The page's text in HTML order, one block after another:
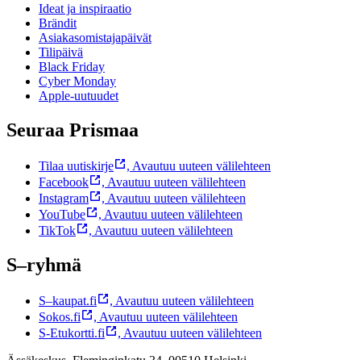
Ideat ja inspiraatio
Brändit
Asiakasomistajapäivät
Tilipäivä
Black Friday
Cyber Monday
Apple-uutuudet
Seuraa Prismaa
Tilaa uutiskirje , Avautuu uuteen välilehteen
Facebook
, Avautuu uuteen välilehteen
Instagram
, Avautuu uuteen välilehteen
YouTube
, Avautuu uuteen välilehteen
TikTok
, Avautuu uuteen välilehteen
S–ryhmä
S–kaupat.fi , Avautuu uuteen välilehteen
Sokos.fi
, Avautuu uuteen välilehteen
S-Etukortti.fi
, Avautuu uuteen välilehteen